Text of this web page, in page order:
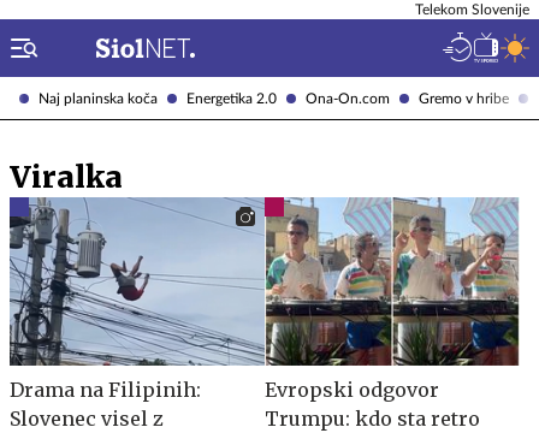
Naj planinska koča Energetika 2.0 Ona-On.com Gremo v hribe
Telekom Slovenije
Viralka
Drama na Filipinih:
Slovenec visel z
Evropski odgovor
Trumpu: kdo sta retro